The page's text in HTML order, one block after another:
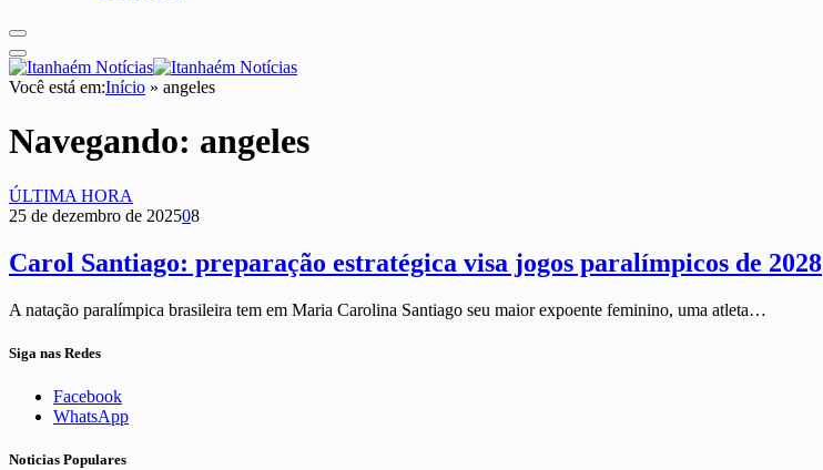
Você está em:Início » angeles
Navegando: angeles
ÚLTIMA HORA
25 de dezembro de 202508
Carol Santiago: preparação estratégica visa jogos paralímpicos de 2028
A natação paralímpica brasileira tem em Maria Carolina Santiago seu maior expoente feminino, uma atleta…
Siga nas Redes
Facebook
WhatsApp
Noticias Populares